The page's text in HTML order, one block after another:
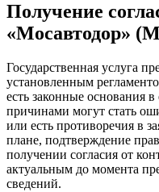
Получение
«Мосавтодор»
Государственная услуга
установленным
есть законные основания
причинами могут стать
или есть противоречия в
плане, подтверждение
получении согласия от
актуальным до момента
сведений.